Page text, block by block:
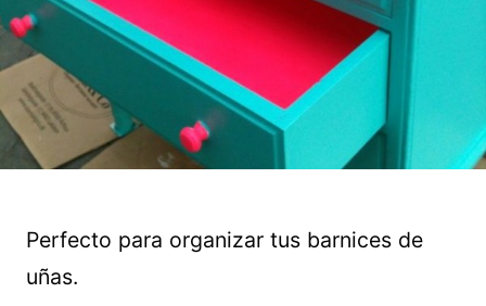
Perfecto para organizar tus barnices de
uñas.